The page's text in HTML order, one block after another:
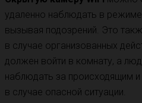
удаленно наблюдать в
вызывая подозрений. Это
в случае организованных
должен войти в комнату, а
наблюдать за происходящим
в случае опасной ситуации.